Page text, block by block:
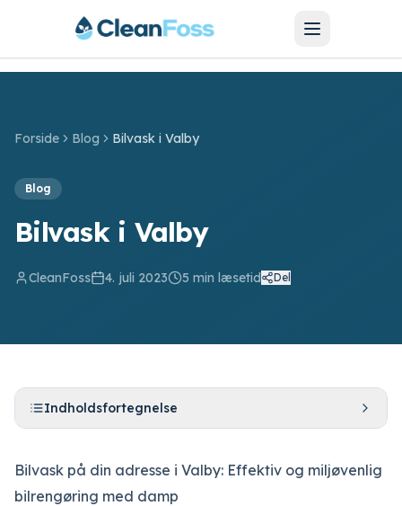
Bilpolering
Hjulskift
Forside Blog Bilvask i Valby
Blog
Bilvask i Valby
CleanFoss 4. juli 2023 5 min læsetid Del
Indholdsfortegnelse
Bilvask på din adresse i Valby: Effektiv og miljøvenlig
bilrengøring med damp